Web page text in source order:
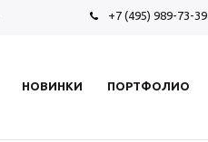
+7 (495) 989-73-39
НОВИНКИ ПОРТФОЛИО